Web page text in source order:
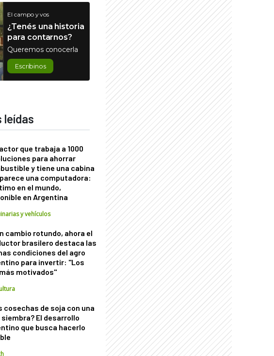
El campo y vos
¿Tenés una historia
para contarnos?
Queremos conocerla
Escribinos
leídas
que trabaja a 1000
para ahorrar
y tiene una cabina
una computadora:
en el mundo,
en Argentina
y vehículos
cambio rotundo, ahora el
brasilero destaca las
condiciones del agro
para invertir: "Los
motivados"
cosechas de soja con una
siembra? El desarrollo
que busca hacerlo